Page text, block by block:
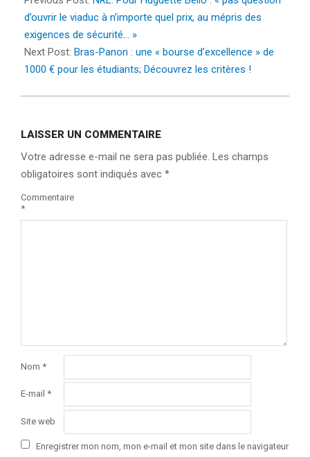
09
d’ouvrir le viaduc à n’importe quel prix, au mépris des
exigences de sécurité… »
Next Post: Bras-Panon : une « bourse d’excellence » de
1000 € pour les étudiants; Découvrez les critères !
LAISSER UN COMMENTAIRE
Votre adresse e-mail ne sera pas publiée. Les champs
obligatoires sont indiqués avec *
Commentaire
*
Nom *
E-mail *
Site web
Enregistrer mon nom, mon e-mail et mon site dans le navigateur